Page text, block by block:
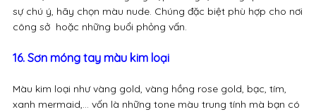
sự chú ý, hãy chọn màu nude. Chúng đặc biệt phù hợp cho nơi
công sở hoặc những buổi phỏng vấn.
16. Sơn móng tay màu kim loại
Màu kim loại như vàng gold, vàng hồng rose gold, bạc, tím,
xanh mermaid,… vốn là những tone màu trung tính mà bạn có